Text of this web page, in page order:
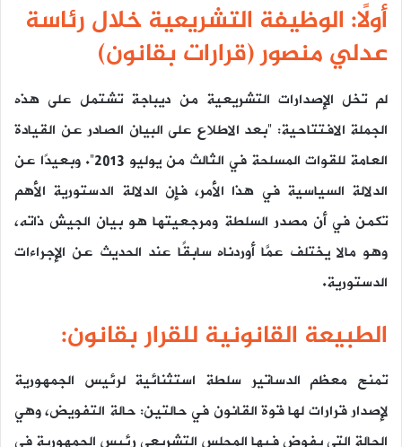
أولًا: الوظيفة التشريعية خلال رئاسة
عدلي منصور (قرارات بقانون)
لم تخل الإصدارات التشريعية من ديباجة تشتمل على هذه
الجملة الافتتاحية: “بعد الاطلاع على البيان الصادر عن القيادة
العامة للقوات المسلحة في الثالث من يوليو 2013”. وبعيدًا عن
الدلالة السياسية في هذا الأمر، فإن الدلالة الدستورية الأهم
تكمن في أن مصدر السلطة ومرجعيتها هو بيان الجيش ذاته،
وهو مالا يختلف عمَّا أوردناه سابقًا عند الحديث عن الإجراءات
الدستورية.
الطبيعة القانونية للقرار بقانون:
تمنح معظم الدساتير سلطة استثنائية لرئيس الجمهورية
لإصدار قرارات لها قوة القانون في حالتين: حالة التفويض، وهي